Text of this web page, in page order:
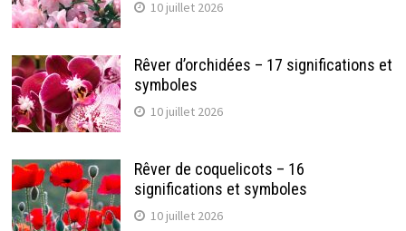
10 juillet 2026
Rêver d’orchidées – 17 significations et
symboles
10 juillet 2026
Rêver de coquelicots – 16
significations et symboles
10 juillet 2026